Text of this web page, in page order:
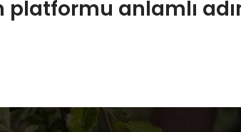
platformu anlamlı